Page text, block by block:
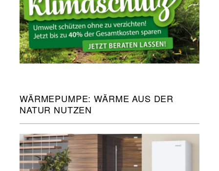
WÄRMEPUMPE: WÄRME AUS DER
NATUR NUTZEN